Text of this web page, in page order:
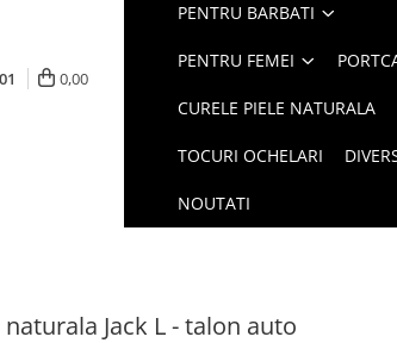
0,00
PENTRU BARBATI
PENTRU FEMEI
CURELE PIELE NATURALA
TOCURI OCHELARI
NOUTATI
Jack L - talon auto